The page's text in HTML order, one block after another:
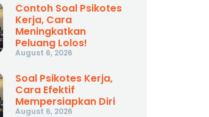
Contoh Soal Psikotes
Kerja, Cara
Meningkatkan
Peluang Lolos!
August 6, 2026
Soal Psikotes Kerja,
Cara Efektif
Mempersiapkan Diri
August 6, 2026